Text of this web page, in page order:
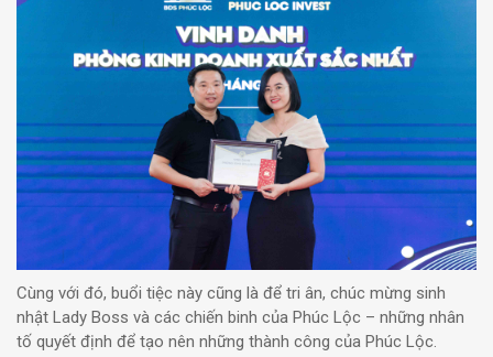
Cùng với đó, buổi tiệc này cũng là để tri ân, chúc mừng sinh
nhật Lady Boss và các chiến binh của Phúc Lộc – những nhân
tố quyết định để tạo nên những thành công của Phúc Lộc.